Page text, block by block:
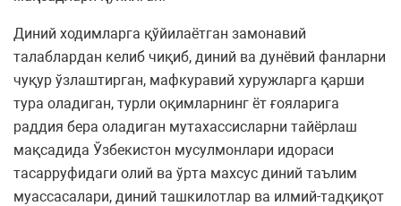
Диний ходимларга қўйилаётган замонавий
талаблардан келиб чиқиб, диний ва дунёвий фанларни
чуқур ўзлаштирган, мафкуравий хуружларга қарши
тура оладиган, турли оқимларнинг ёт ғояларига
раддия бера оладиган мутахассисларни тайёрлаш
мақсадида Ўзбекистон мусулмонлари идораси
тасарруфидаги олий ва ўрта махсус диний таълим
муассасалари, диний ташкилотлар ва илмий-тадқиқот